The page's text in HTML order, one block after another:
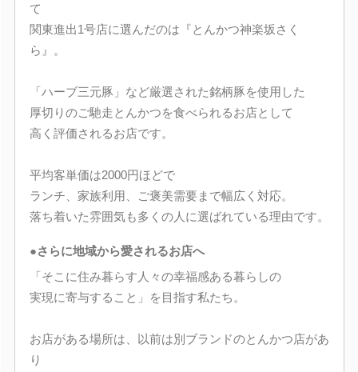
て
関東進出1号店に選んだのは『とんかつ神楽坂さく
ら』。
「ハーブ三元豚」など厳選された銘柄豚を使用した
厚切りのご馳走とんかつを食べられるお店として
高く評価されるお店です。
平均客単価は2000円ほどで
ランチ、家族利用、ご褒美需要まで幅広く対応。
落ち着いた雰囲気も多くの人に選ばれている理由です。
●さらに地域から愛されるお店へ
「そこに住み暮らす人々の幸福感ある暮らしの
実現に寄与すること」を目指す私たち。
お店がある場所は、以前は別ブランドのとんかつ店があ
り